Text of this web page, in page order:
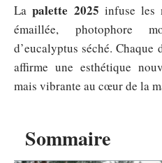
Sommaire
Lapalette 2025 infuse les
émaillée, photophore
d’eucalyptus séché.
affirme une esthétique
mais vibrante au cœur de la